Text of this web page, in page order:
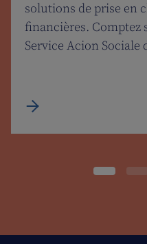
solutions de prise en
financières. Comptez
Service Acion Sociale